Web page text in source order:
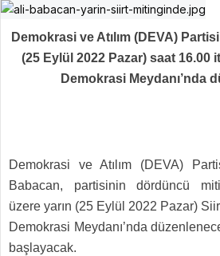
Demokrasi ve Atılım (DEVA)
(25 Eylül 2022 Pazar) saat 16.00
Demokrasi Meydanı’nda
Demokrasi ve Atılım (DEVA)
Babacan, partisinin dördüncü
üzere yarın (25 Eylül 2022 Pazar)
Demokrasi Meydanı’nda
başlayacak.